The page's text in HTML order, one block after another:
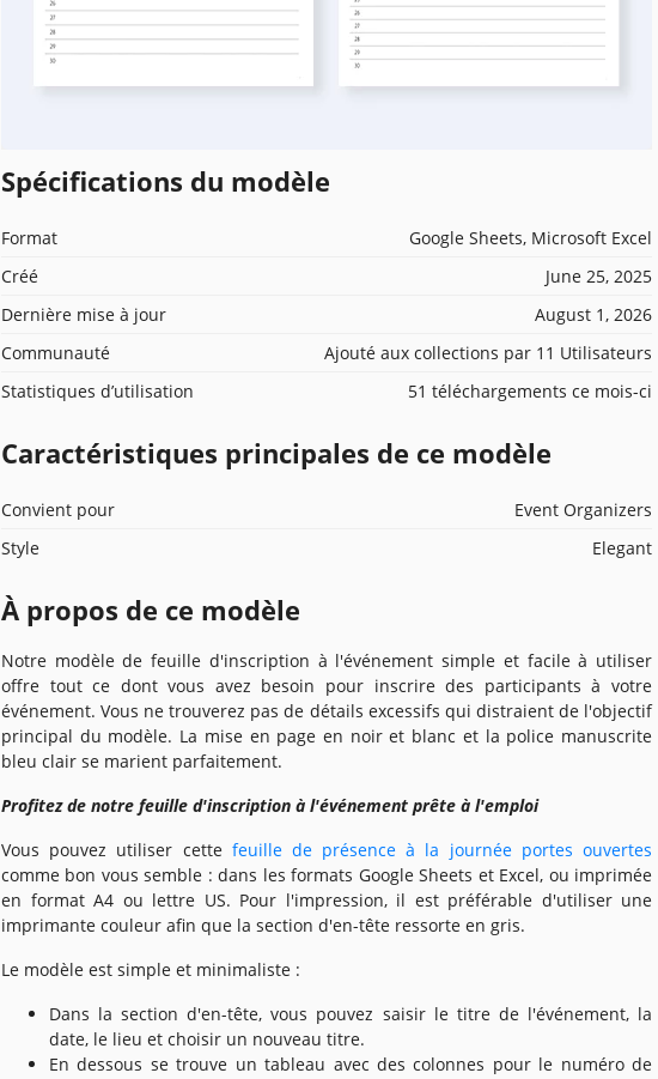
Spécifications du modèle
Format
Google Sheets, Microsoft Excel
Créé
June 25, 2025
Dernière mise à jour
August 1, 2026
Communauté
Ajouté aux collections par 11 Utilisateurs
Statistiques d’utilisation
51 téléchargements ce mois-ci
Caractéristiques principales de ce modèle
Convient pour
Event Organizers
Style
Elegant
À propos de ce modèle
Notre modèle de feuille d'inscription à l'événement simple et facile à utiliser
offre tout ce dont vous avez besoin pour inscrire des participants à votre
événement. Vous ne trouverez pas de détails excessifs qui distraient de l'objectif
principal du modèle. La mise en page en noir et blanc et la police manuscrite
bleu clair se marient parfaitement.
Profitez de notre feuille d'inscription à l'événement prête à l'emploi
Vous pouvez utiliser cette feuille de présence à la journée portes ouvertes
comme bon vous semble : dans les formats Google Sheets et Excel, ou imprimée
en format A4 ou lettre US. Pour l'impression, il est préférable d'utiliser une
imprimante couleur afin que la section d'en-tête ressorte en gris.
Le modèle est simple et minimaliste :
Dans la section d'en-tête, vous pouvez saisir le titre de l'événement, la
date, le lieu et choisir un nouveau titre.
En dessous se trouve un tableau avec des colonnes pour le numéro de